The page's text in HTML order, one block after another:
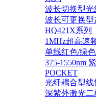
波长切换型光
波长可更换
HQ421X系列
1MHz超高速
单线红色/绿
375-1550nm
POCKET
光纤耦合型线
深紫外激光二